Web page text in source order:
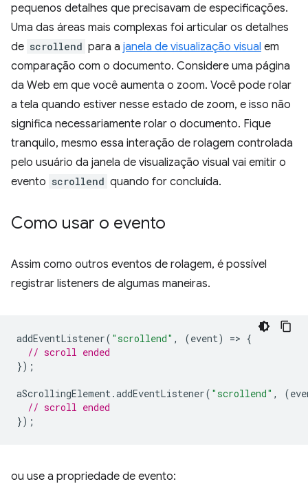
pequenos detalhes que precisavam de especificações.
Uma das áreas mais complexas foi articular os detalhes
de scrollend para a janela de visualização visual em
comparação com o documento. Considere uma página
da Web em que você aumenta o zoom. Você pode rolar
a tela quando estiver nesse estado de zoom, e isso não
significa necessariamente rolar o documento. Fique
tranquilo, mesmo essa interação de rolagem controlada
pelo usuário da janela de visualização visual vai emitir o
evento scrollend quando for concluída.
Como usar o evento
Assim como outros eventos de rolagem, é possível
registrar listeners de algumas maneiras.
addEventListener( "scrollend" , (event) => {
// scroll ended
});
aScrollingElement.addEventListener( "scrollend" , (
// scroll ended
});
ou use a propriedade de evento: